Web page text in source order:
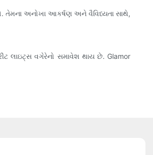
તેમના અનોખા આકર્ષણ અને વૈવિધ્યતા સાથે,
લાઇટ્સ વગેરેનો સમાવેશ થાય છે. Glamor